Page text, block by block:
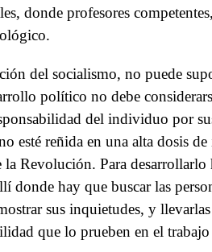
donde profesores
del socialismo, no puede
político no debe
del individuo por
esté reñida en una alta dosis
Revolución. Para desarrollarlo
donde hay que buscar las
sus inquietudes, y llevarlas
que lo prueben en el